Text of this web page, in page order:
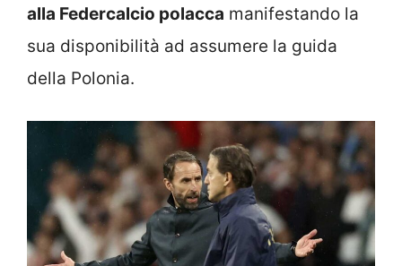
alla Federcalcio polacca manifestando la
sua disponibilità ad assumere la guida
della Polonia.